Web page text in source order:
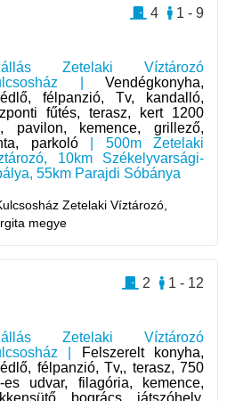
Zetelaki Víztározó
| Vendégkonyha,
félpanzió, Tv, kandalló,
fűtés, terasz, kert 1200
pavilon, kemence, grillező,
parkoló| 500m Zetelaki
10km Székelyvarsági-
55km Parajdi Sóbánya
Zetelaki Víztározó,
megye
1 - 9
4
Zetelaki Víztározó
|
Felszerelt konyha,
félpanzió, Tv,, terasz, 750
es udvar, filagória, kemence,
bogrács, játszóhely,
1 - 12
2